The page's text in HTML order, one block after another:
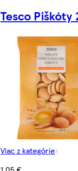
Tesco Piškóty
Viac z kategórie